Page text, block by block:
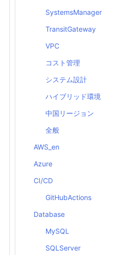
as Python 2.7 won'
pip-
SystemsManager
TransitGateway
VPC
コスト管理
システム設計
ハイブリッド環境
中国リージョン
全般
AWS_en
Azure
CI/CD
GitHubActions
Database
MySQL
SQLServer